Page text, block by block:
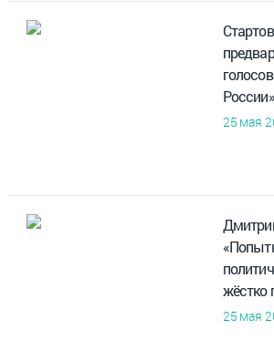
России»
25 мая
жёстко
25 мая